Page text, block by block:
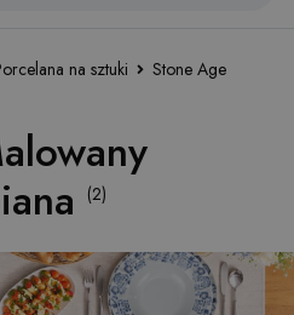
na sztuki
Stone Age
(2)